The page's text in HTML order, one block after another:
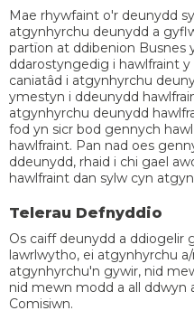
Mae rhywfaint o'r deunydd
atgynhyrchu deunydd a
partïon at ddibenion Busnes
ddarostyngedig i hawlfraint
caniatâd i atgynhyrchu
ymestyn i ddeunydd
atgynhyrchu deunydd
fod yn sicr bod gennych
hawlfraint. Pan nad oes
ddeunydd, rhaid i chi gael
hawlfraint dan sylw cyn
Telerau Defnyddio
Os caiff deunydd a ddiogelir
lawrlwytho, ei atgynhyrchu
atgynhyrchu'n gywir, nid
nid mewn modd a all ddwyn
Comisiwn.